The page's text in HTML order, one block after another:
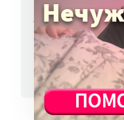
избежать?
7 авг, 13:13
ВСЕ НОВОСТИ